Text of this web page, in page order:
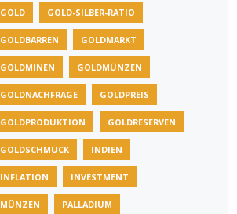
GOLD GOLD-SILBER-RATIO
GOLDBARREN GOLDMARKT
GOLDMINEN GOLDMÜNZEN
GOLDNACHFRAGE GOLDPREIS
GOLDPRODUKTION GOLDRESERVEN
GOLDSCHMUCK INDIEN
INFLATION INVESTMENT
MÜNZEN PALLADIUM